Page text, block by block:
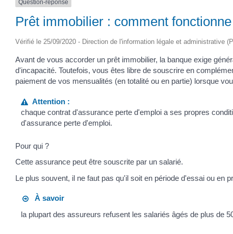
Question-réponse
Prêt immobilier : comment
Vérifié le 25/09/2020 - Direction de l'information légale et administrative
Avant de vous accorder un prêt immobilier, la banque exige
d'incapacité. Toutefois, vous êtes libre de souscrire en
paiement de vos mensualités (en totalité ou en partie) lorsque
Attention :
chaque contrat d'assurance perte d'emploi a ses propres
d'assurance perte d'emploi.
Pour qui ?
Cette assurance peut être souscrite par un salarié.
Le plus souvent, il ne faut pas qu'il soit en période d'essai ou en
À savoir
la plupart des assureurs refusent les salariés âgés de plus de